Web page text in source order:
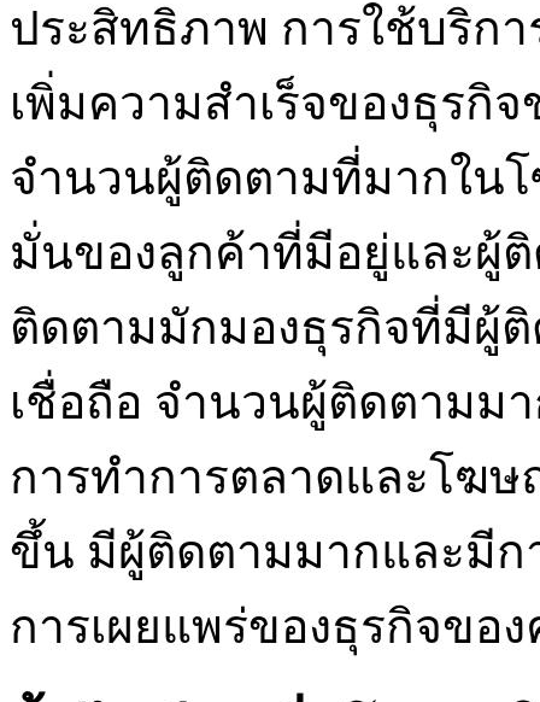
ประสิทธิภาพ การใช้บริกา
เพิ่มความสำเร็จของธุรกิ
จำนวนผู้ติดตามที่มากในโ
มั่นของลูกค้าที่มีอยู่และผู้
ติดตามมักมองธุรกิจที่มีผู้
เชื่อถือ จำนวนผู้ติดตามม
การทำการตลาดและโฆ
ขึ้น มีผู้ติดตามมากและมีก
การเผยแพร่ของธุรกิจขอ